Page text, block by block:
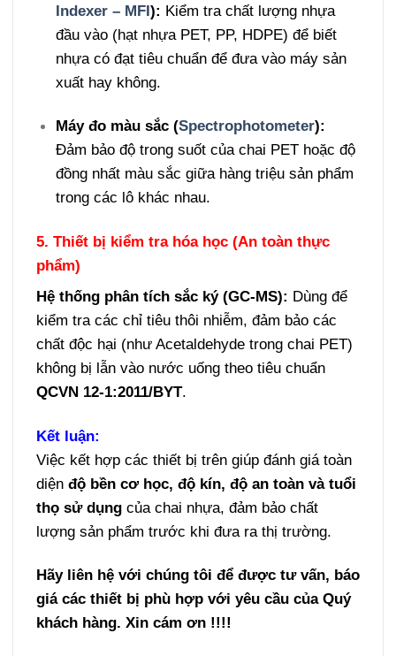
Indexer – MFI): Kiểm tra chất lượng nhựa
đầu vào (hạt nhựa PET, PP, HDPE) để biết
nhựa có đạt tiêu chuẩn để đưa vào máy sản
xuất hay không.
Máy đo màu sắc (Spectrophotometer):
Đảm bảo độ trong suốt của chai PET hoặc độ
đồng nhất màu sắc giữa hàng triệu sản phẩm
trong các lô khác nhau.
5. Thiết bị kiểm tra hóa học (An toàn thực
phẩm)
Hệ thống phân tích sắc ký (GC-MS): Dùng để
kiểm tra các chỉ tiêu thôi nhiễm, đảm bảo các
chất độc hại (như Acetaldehyde trong chai PET)
không bị lẫn vào nước uống theo tiêu chuẩn
QCVN 12-1:2011/BYT.
Kết luận:
Việc kết hợp các thiết bị trên giúp đánh giá toàn
diện độ bền cơ học, độ kín, độ an toàn và tuổi
thọ sử dụngcủa chai nhựa, đảm bảo chất
lượng sản phẩm trước khi đưa ra thị trường.
Hãy liên hệ với chúng tôi để được tư vấn, báo
giá các thiết bị phù hợp với yêu cầu của Quý
khách hàng. Xin cám ơn !!!!